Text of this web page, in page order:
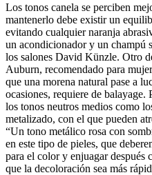
Los tonos canela se perciben
mantenerlo debe existir un
evitando cualquier naranja
un acondicionador y un champú
los salones David Künzle. Otro
Auburn, recomendado para
que una morena natural pase a
ocasiones, requiere de balayage.
los tonos neutros medios como
metalizado, con el que pueden
“Un tono metálico rosa con
en este tipo de pieles, que
para el color y enjuagar después
que la decoloración sea más